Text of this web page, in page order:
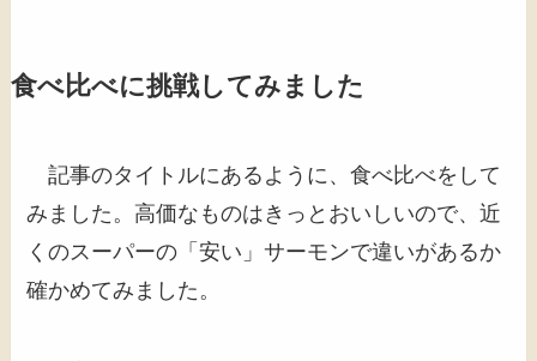
食べ比べに挑戦してみました
記事のタイトルにあるように、食べ比べをして
みました。高価なものはきっとおいしいので、近
くのスーパーの「安い」サーモンで違いがあるか
確かめてみました。